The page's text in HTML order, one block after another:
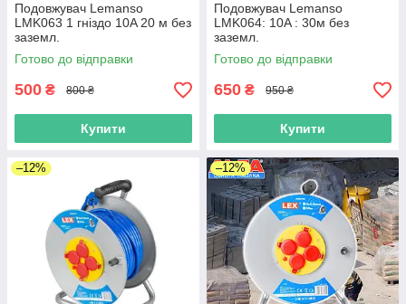
Подовжувач Lemanso
LMK063 1 гніздо 10A 20 м без
заземл.
Готово до відправки
500 ₴ 800 ₴
Купити
Подовжувач Lemanso
LMK064: 10A : 30м без
заземл.
Готово до відправки
650 ₴ 950 ₴
Купити
–12% –12%